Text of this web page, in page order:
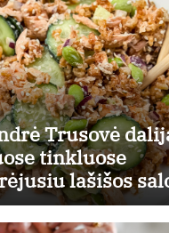
Trusovė
tinkluose
lašišos